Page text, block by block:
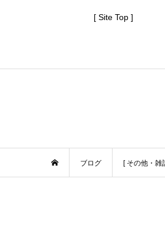
[ Site Top ]
ブログ [ その他・雑